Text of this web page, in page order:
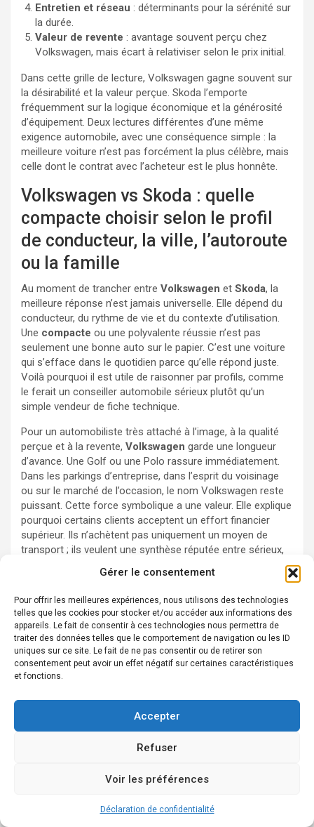
Gérer le consentement
Pour offrir les meilleures expériences, nous utilisons des technologies
telles que les cookies pour stocker et/ou accéder aux informations des
appareils. Le fait de consentir à ces technologies nous permettra de
traiter des données telles que le comportement de navigation ou les ID
uniques sur ce site. Le fait de ne pas consentir ou de retirer son
consentement peut avoir un effet négatif sur certaines caractéristiques
et fonctions.
Accepter
Refuser
Voir les préférences
Déclaration de confidentialité
Entretien et réseau : déterminants pour la sérénité sur
la durée.
Valeur de revente : avantage souvent perçu chez
Volkswagen, mais écart à relativiser selon le prix initial.
Dans cette grille de lecture, Volkswagen gagne souvent sur
la désirabilité et la valeur perçue. Skoda l’emporte
fréquemment sur la logique économique et la générosité
d’équipement. Deux lectures différentes d’une même
exigence automobile, avec une conséquence simple : la
meilleure voiture n’est pas forcément la plus célèbre, mais
celle dont le contrat avec l’acheteur est le plus honnête.
Volkswagen vs Skoda : quelle
compacte choisir selon le profil
de conducteur, la ville, l’autoroute
ou la famille
Au moment de trancher entre Volkswagen et Skoda, la
meilleure réponse n’est jamais universelle. Elle dépend du
conducteur, du rythme de vie et du contexte d’utilisation.
Une compacte ou une polyvalente réussie n’est pas
seulement une bonne auto sur le papier. C’est une voiture
qui s’efface dans le quotidien parce qu’elle répond juste.
Voilà pourquoi il est utile de raisonner par profils, comme
le ferait un conseiller automobile sérieux plutôt qu’un
simple vendeur de fiche technique.
Pour un automobiliste très attaché à l’image, à la qualité
perçue et à la revente, Volkswagen garde une longueur
d’avance. Une Golf ou une Polo rassure immédiatement.
Dans les parkings d’entreprise, dans l’esprit du voisinage
ou sur le marché de l’occasion, le nom Volkswagen reste
puissant. Cette force symbolique a une valeur. Elle explique
pourquoi certains clients acceptent un effort financier
supérieur. Ils n’achètent pas uniquement un moyen de
transport ; ils veulent une synthèse réputée entre sérieux,
au confort moderne,Skodaapparaît souvent plus
pertinent. Une Scala bien équipée, ou une Fabia bien
pensée, offre énormément de voiture pour la somme
investie. Le raisonnement est limpide : davantage d’espace,
un coffre très compétitif, des astuces pratiques et des
mécaniques connues. Dans un contexte français où les
contraire le sentiment de faire une opération intelligente.
Pour la ville et la proche banlieue, la
celui de la Fabia, son aisance de conduite et sa
urbain. Elle donne l’impression de conduire une petite